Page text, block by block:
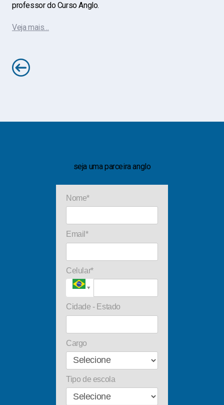
professor do Curso Anglo.
Veja mais…
seja uma parceira anglo
Nome*
Email*
Celular*
Cidade - Estado
Cargo
Tipo de escola